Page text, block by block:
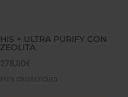
HIS + ULTRA PURIFY CON
ZEOLITA
278,00€
Hay existencias